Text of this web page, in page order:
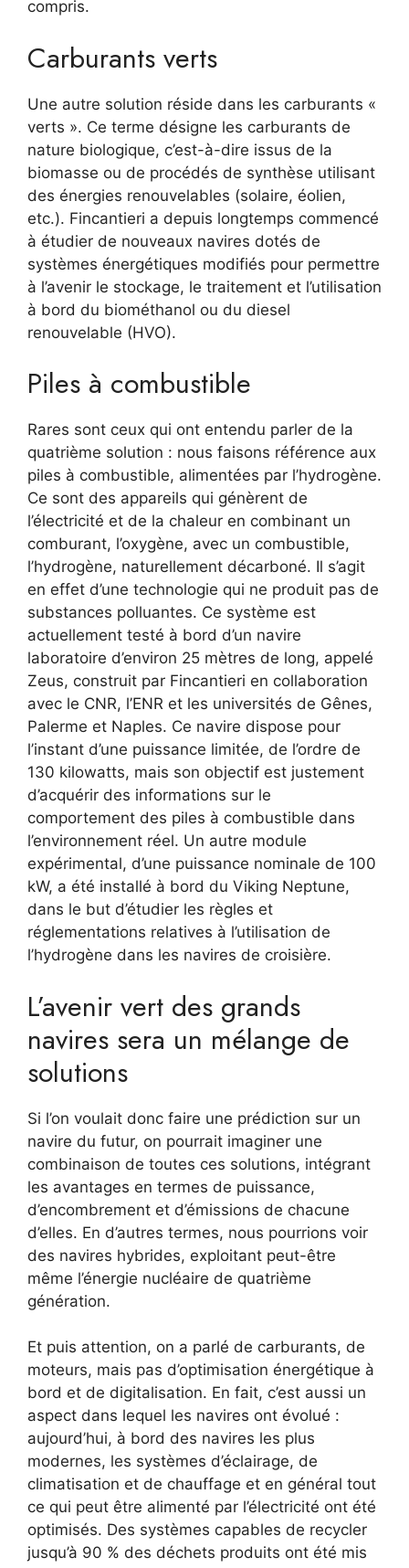
compris.
Carburants verts
Une autre solution réside dans les carburants «
verts ». Ce terme désigne les carburants de
nature biologique, c’est-à-dire issus de la
biomasse ou de procédés de synthèse utilisant
des énergies renouvelables (solaire, éolien,
etc.). Fincantieri a depuis longtemps commencé
à étudier de nouveaux navires dotés de
systèmes énergétiques modifiés pour permettre
à l’avenir le stockage, le traitement et l’utilisation
à bord du biométhanol ou du diesel
renouvelable (HVO).
Piles à combustible
Rares sont ceux qui ont entendu parler de la
quatrième solution : nous faisons référence aux
piles à combustible, alimentées par l’hydrogène.
Ce sont des appareils qui génèrent de
l’électricité et de la chaleur en combinant un
comburant, l’oxygène, avec un combustible,
l’hydrogène, naturellement décarboné. Il s’agit
en effet d’une technologie qui ne produit pas de
substances polluantes. Ce système est
actuellement testé à bord d’un navire
laboratoire d’environ 25 mètres de long, appelé
Zeus, construit par Fincantieri en collaboration
avec le CNR, l’ENR et les universités de Gênes,
Palerme et Naples. Ce navire dispose pour
l’instant d’une puissance limitée, de l’ordre de
130 kilowatts, mais son objectif est justement
d’acquérir des informations sur le
comportement des piles à combustible dans
l’environnement réel. Un autre module
expérimental, d’une puissance nominale de 100
kW, a été installé à bord du Viking Neptune,
dans le but d’étudier les règles et
réglementations relatives à l’utilisation de
l’hydrogène dans les navires de croisière.
L’avenir vert des grands
navires sera un mélange de
solutions
Si l’on voulait donc faire une prédiction sur un
navire du futur, on pourrait imaginer une
combinaison de toutes ces solutions, intégrant
les avantages en termes de puissance,
d’encombrement et d’émissions de chacune
d’elles. En d’autres termes, nous pourrions voir
des navires hybrides, exploitant peut-être
même l’énergie nucléaire de quatrième
génération.
Et puis attention, on a parlé de carburants, de
moteurs, mais pas d’optimisation énergétique à
bord et de digitalisation. En fait, c’est aussi un
aspect dans lequel les navires ont évolué :
aujourd’hui, à bord des navires les plus
modernes, les systèmes d’éclairage, de
climatisation et de chauffage et en général tout
ce qui peut être alimenté par l’électricité ont été
optimisés. Des systèmes capables de recycler
jusqu’à 90 % des déchets produits ont été mis